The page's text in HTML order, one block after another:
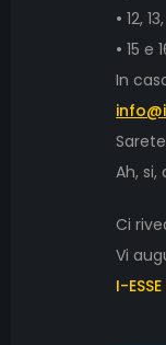
• 12,
•15 e
In
Ah,
Ci
Vi
I-